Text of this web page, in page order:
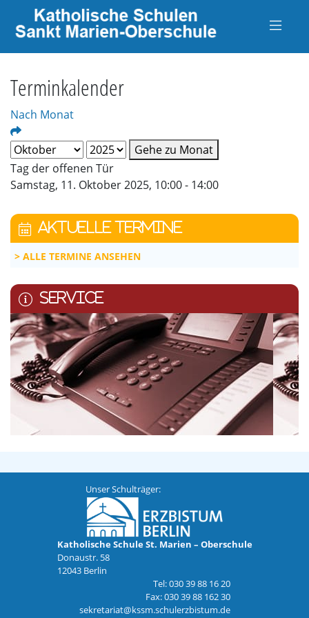
Terminkalender
Nach Monat
Gehe zu Monat
Tag der offenen Tür
Samstag, 11. Oktober 2025, 10:00 - 14:00
AKTUELLE TERMINE
ALLE TERMINE ANSEHEN
SERVICE
Unser Schulträger:
Katholische Schule St. Marien – Oberschule
Donaustr. 58
12043 Berlin
Tel: 030 39 88 16 20
Fax: 030 39 88 162 30
sekretariat@kssm.schulerzbistum.de